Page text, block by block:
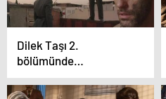
Dilek Taşı 2.
bölümünde
duygulandıran anlar!
‘Ben Mustafa Yılmaz bu